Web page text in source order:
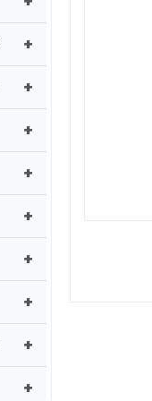
+
+
+
+
+
+
+
+
+